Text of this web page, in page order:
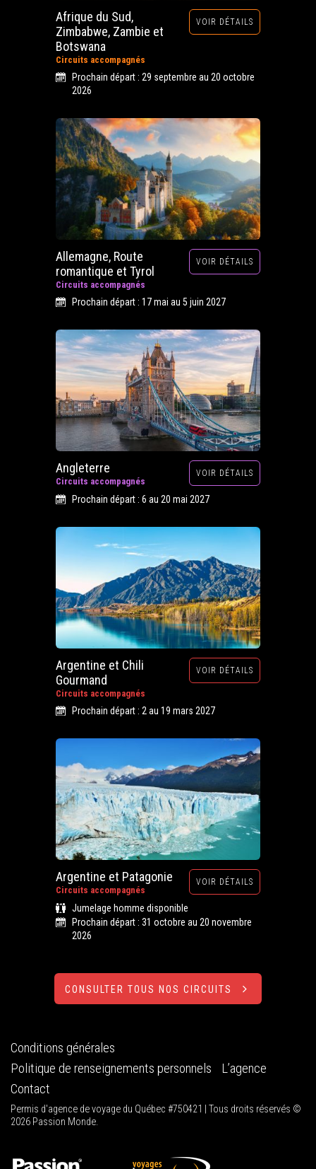
Afrique du Sud,
Zimbabwe, Zambie et
Botswana
Circuits accompagnés
VOIR DÉTAILS
Prochain départ : 29 septembre au 20 octobre
2026
Allemagne, Route
romantique et Tyrol
Circuits accompagnés
VOIR DÉTAILS
Prochain départ : 17 mai au 5 juin 2027
Angleterre
Circuits accompagnés
VOIR DÉTAILS
Prochain départ : 6 au 20 mai 2027
Argentine et Chili
Gourmand
Circuits accompagnés
VOIR DÉTAILS
Prochain départ : 2 au 19 mars 2027
Argentine et Patagonie
Circuits accompagnés
VOIR DÉTAILS
Jumelage homme disponible
Prochain départ : 31 octobre au 20 novembre
2026
CONSULTER TOUS NOS CIRCUITS
Conditions générales
Politique de renseignements personnels
L’agence
Contact
Permis d'agence de voyage du Québec #750421 | Tous droits réservés ©
2026 Passion Monde.